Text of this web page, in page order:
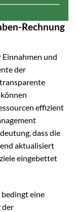
Rechnung
Einnahmen und
der
effizient
dass die
aktualisiert
eingebettet
eine
der